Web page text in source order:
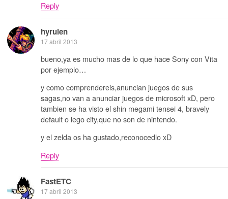
Reply
hyrulen
17 abril 2013
bueno,ya es mucho mas de lo que hace Sony con Vita
por ejemplo…
y como comprendereis,anuncian juegos de sus
sagas,no van a anunciar juegos de microsoft xD, pero
tambien se ha visto el shin megami tensei 4, bravely
default o lego city,que no son de nintendo.
y el zelda os ha gustado,reconocedlo xD
Reply
FastETC
17 abril 2013